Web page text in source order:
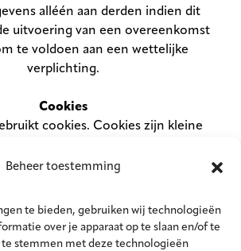
Beheer toestemming
te bieden, gebruiken wij technologieën
over je apparaat op te slaan en/of te
te stemmen met deze technologieën
alléén aan derden indien dit
uitvoering van een overeenkomst
te voldoen aan een wettelijke
verplichting.
Cookies
cookies. Cookies zijn kleine
steeds hoeft in te vullen. Maar we
mee zien dat u ons weer bezoekt.
website voor het eerst bezoekt,
over de cookies. Hierbij zullen
akkoord voor het gebruik van deze